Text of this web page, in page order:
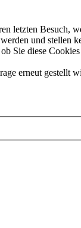
letzten Besuch,
und stellen
Sie diese
erneut